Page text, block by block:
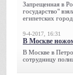
Запрещенная в
государство"
египетских
9-4-2017, 16:31
В Москве
В Москве в
сотрудницу